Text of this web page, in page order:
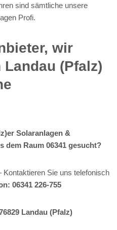
sind sämtliche unsere
Profi.
wir
(Pfalz)
Solaranlagen &
dem Raum 06341 gesucht?
Kontaktieren Sie uns telefonisch
06341 226-755
Landau (Pfalz)